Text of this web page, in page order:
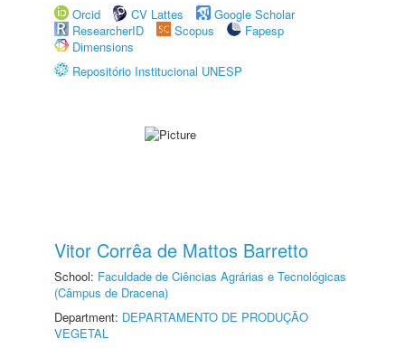
Orcid
CV Lattes
Google Scholar
ResearcherID
Scopus
Fapesp
Dimensions
Repositório Institucional UNESP
Vitor Corrêa de Mattos Barretto
School: Faculdade de Ciências Agrárias e Tecnológicas
(Câmpus de Dracena)
Department: DEPARTAMENTO DE PRODUÇÃO
VEGETAL